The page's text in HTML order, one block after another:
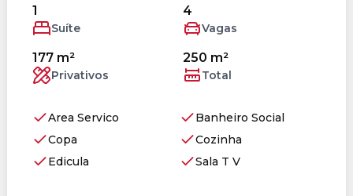
1
Suíte
4
Vagas
177 m²
Privativos
250 m²
Total
Area Servico
Banheiro Social
Copa
Cozinha
Edicula
Sala T V